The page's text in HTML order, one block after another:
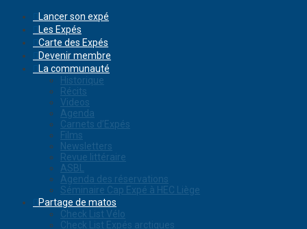
Lancer son expé
Les Expés
Carte des Expés
Devenir membre
La communauté
Historique
Récits
Videos
Agenda
Carnets d’Expés
Films
Newsletters
Revue littéraire
ASBL
Agenda des réservations
Séminaire Cap Expé à HEC Liège
Partage de matos
Check List Vélo
Check List Expés arctiques